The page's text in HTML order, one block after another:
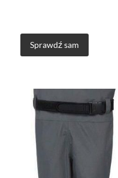
Sprawdź sam